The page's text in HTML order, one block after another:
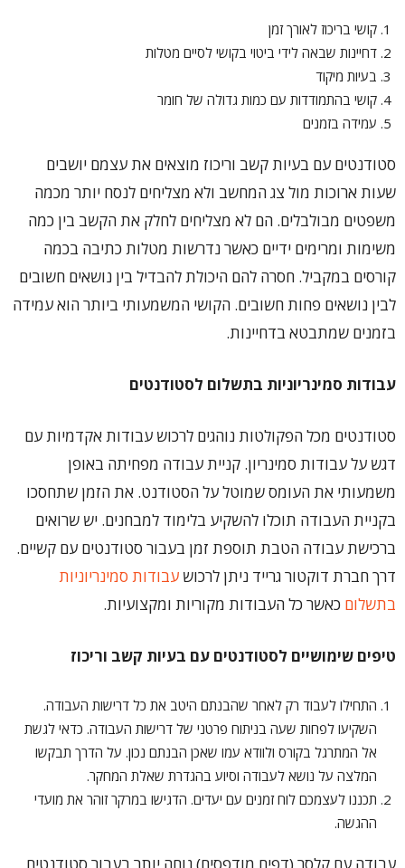
קושי בריכוז לאורך זמן
דחיינות שבאה לידי ביטוי בקושי לסיים מטלות
בעיות מיקוד
קושי בהתמודדות עם כמות גדולה של חומר
עמידה בזמנים
סטודנטים עם בעיות קשב וריכוז מוצאים את עצמם יושבים
שעות ארוכות מול צג המחשב ולא מצליחים לנסח יותר מכמה
משפטים מבולבלים. הם לא מצליחים לחלק את הקשב בין כמה
משימות ומרימים ידיים כאשר נדרשות מטלות כתיבה בכמה
קורסים במקביל. חסרה להם היכולת להבדיל בין נושאים חשובים
לבין נושאים פחות חשובים. הקושי המשמעותי ביותר הוא עמידה
בזמנים שמתבטא בדחיינות.
עבודות סמינריוניות בתשלום לסטודנטים
סטודנטים מכל הפקולטות נוהגים לרכוש עבודות אקדמיות עם
דגש על עבודות סמינריון. קניית עבודה מפחיתה באופן
משמעותי את העומס שמוטל על הסטודנט. את הזמן שתחסכו
בקניית העבודה תוכלו להשקיע בלימוד למבחנים. יש שרואים
ברכישת עבודה הטבת תוספת זמן בעבור סטודנטים עם קשיים.
דרך חברת דוקטור גרייד ניתן לרכוש עבודות סמינריוניות
בתשלום כאשר כל העבודות מקוריות ומקצועיות.
טיפים שימושיים לסטודנטים עם בעיות קשב וריכוז
התחילו לעבוד רק לאחר שהבנתם היטב את כל דרישות העבודה.
השקיעו לפחות שעה בניתוח פרטני של דרישות העבודה. כדאי לגשת
אל המתרגל בקורס ולוודא עמו שאכן הבנתם נכון. על הדרך תבקשו
המלצה על נושא לעבודה וסיוע בהגדרת שאלת המחקר.
תכננו לעצמכם לוח זמנים עם יעדים. הדגישו במרקר זוהר את מועדי
ההגשה.